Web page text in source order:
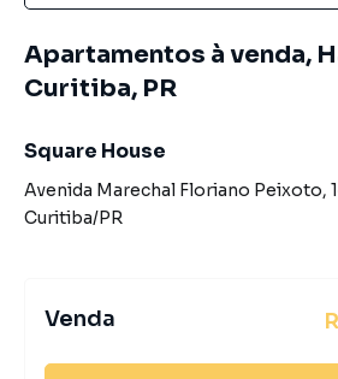
Apartamentos à venda,
Curitiba, PR
Square House
Avenida Marechal Floriano Peixoto,
Curitiba/PR
Venda